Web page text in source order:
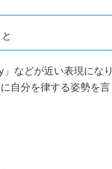
などが近い表現になり
自分を律する姿勢を言